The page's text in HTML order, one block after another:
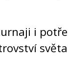
i